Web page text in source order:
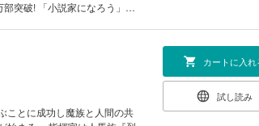
ことに成功し魔族と人間の共
カートに入れ
試し読み